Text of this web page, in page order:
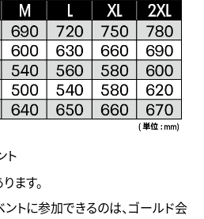
ト
ます。
トに参加できるのは、ゴールド会